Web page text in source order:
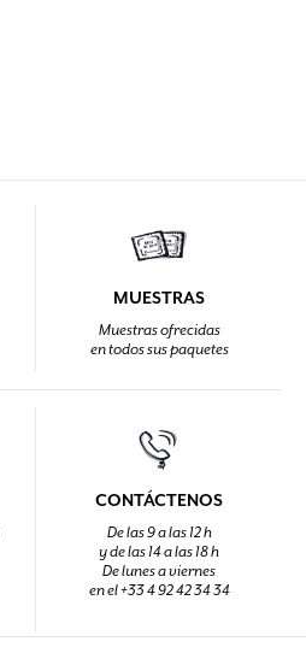
MUESTRAS
Muestras ofrecidas
en todos sus paquetes
CONTÁCTENOS
De las 9 a las 12 h
y de las 14 a las 18 h
De lunes a viernes
en el +33 4 92 42 34 34